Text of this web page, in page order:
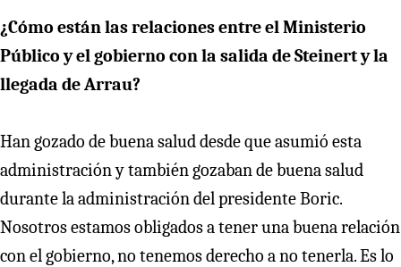
¿Cómo están las relaciones entre el Ministerio
Público y el gobierno con la salida de Steinert y la
llegada de Arrau?
Han gozado de buena salud desde que asumió esta
administración y también gozaban de buena salud
durante la administración del presidente Boric.
Nosotros estamos obligados a tener una buena relación
con el gobierno, no tenemos derecho a no tenerla. Es lo